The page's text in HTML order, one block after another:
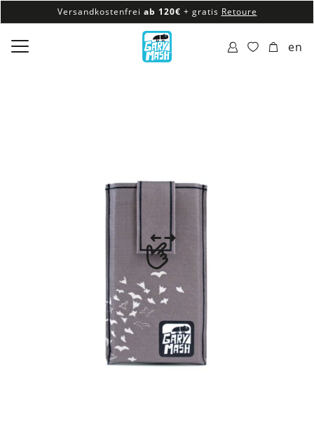
Versandkostenfrei ab 120€ + gratis Retoure
100% veganes & fair produziertes Sortiment
Versandkostenfrei ab 120€
en